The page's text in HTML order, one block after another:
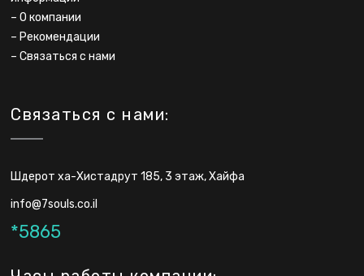
–О компании
– Рекомендации
–Связаться с нами
Связаться с нами:
Шдерот ха-Хистадрут 185, 3 этаж, Хайфа
info@7souls.co.il
*5865